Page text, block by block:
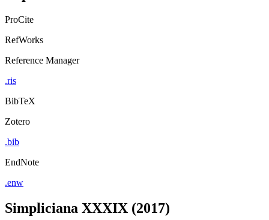
ProCite
RefWorks
Reference Manager
.ris
BibTeX
Zotero
.bib
EndNote
.enw
Simpliciana XXXIX (2017)